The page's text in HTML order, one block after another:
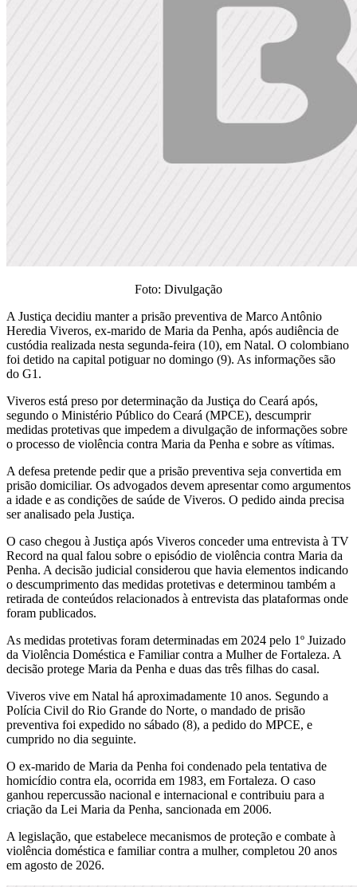
Foto: Divulgação
A Justiça decidiu manter a prisão preventiva de Marco Antônio
Heredia Viveros, ex-marido de Maria da Penha, após audiência de
custódia realizada nesta segunda-feira (10), em Natal. O colombiano
foi detido na capital potiguar no domingo (9). As informações são
do G1.
Viveros está preso por determinação da Justiça do Ceará após,
segundo o Ministério Público do Ceará (MPCE), descumprir
medidas protetivas que impedem a divulgação de informações sobre
o processo de violência contra Maria da Penha e sobre as vítimas.
A defesa pretende pedir que a prisão preventiva seja convertida em
prisão domiciliar. Os advogados devem apresentar como argumentos
a idade e as condições de saúde de Viveros. O pedido ainda precisa
ser analisado pela Justiça.
O caso chegou à Justiça após Viveros conceder uma entrevista à TV
Record na qual falou sobre o episódio de violência contra Maria da
Penha. A decisão judicial considerou que havia elementos indicando
o descumprimento das medidas protetivas e determinou também a
retirada de conteúdos relacionados à entrevista das plataformas onde
foram publicados.
As medidas protetivas foram determinadas em 2024 pelo 1º Juizado
da Violência Doméstica e Familiar contra a Mulher de Fortaleza. A
decisão protege Maria da Penha e duas das três filhas do casal.
Viveros vive em Natal há aproximadamente 10 anos. Segundo a
Polícia Civil do Rio Grande do Norte, o mandado de prisão
preventiva foi expedido no sábado (8), a pedido do MPCE, e
cumprido no dia seguinte.
O ex-marido de Maria da Penha foi condenado pela tentativa de
homicídio contra ela, ocorrida em 1983, em Fortaleza. O caso
ganhou repercussão nacional e internacional e contribuiu para a
criação da Lei Maria da Penha, sancionada em 2006.
A legislação, que estabelece mecanismos de proteção e combate à
violência doméstica e familiar contra a mulher, completou 20 anos
em agosto de 2026.